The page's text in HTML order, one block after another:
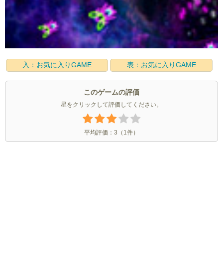
入：お気に入りGAME 表：お気に入りGAME
このゲームの評価
星をクリックして評価してください。
平均評価： 3 （ 1件）